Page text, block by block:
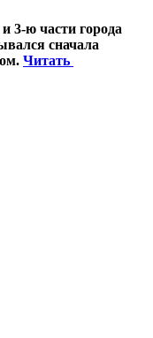
3-ю части города
сначала
Читать